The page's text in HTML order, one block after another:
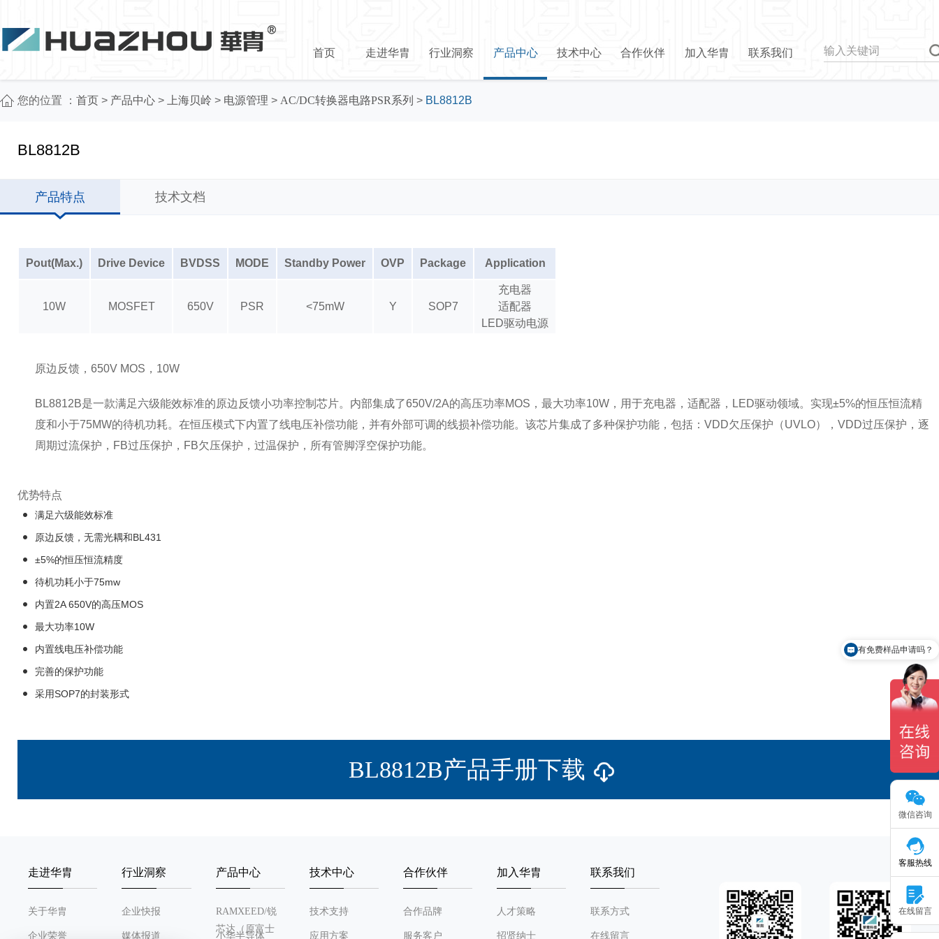
首页 走进华胄 行业洞察 产品中心 技术中心 合作伙伴 加入华胄 联系我们
您的位置 ： 首页 > 产品中心 > 上海贝岭 > 电源管理 > AC/DC转换器电路PSR系列 > BL8812B
BL8812B
产品特点 技术文档
Pout(Max.) Drive Device BVDSS MODE Standby Power OVP Package Application
10W MOSFET 650V PSR <75mW Y SOP7
充电器
适配器
LED驱动电源
原边反馈，650V MOS，10W
BL8812B是一款满足六级能效标准的原边反馈小功率控制芯片。内部集成了650V/2A的高压功率MOS，最大功率10W，用于充电器，适配器，LED驱动领域。实现±5%的恒压恒流精
度和小于75MW的待机功耗。在恒压模式下内置了线电压补偿功能，并有外部可调的线损补偿功能。该芯片集成了多种保护功能，包括：VDD欠压保护（UVLO），VDD过压保护，逐
周期过流保护，FB过压保护，FB欠压保护，过温保护，所有管脚浮空保护功能。
优势特点
满足六级能效标准
原边反馈，无需光耦和BL431
±5%的恒压恒流精度
待机功耗小于75mw
内置2A 650V的高压MOS
最大功率10W
内置线电压补偿功能
完善的保护功能
采用SOP7的封装形式
BL8812B产品手册下载
走进华胄
关于华胄
企业荣誉
行业洞察
企业快报
媒体报道
产品中心
RAMXEED/锐
芯达（原富士
小华半导体
技术中心
技术支持
应用方案
合作伙伴
合作品牌
服务客户
加入华胄
人才策略
招贤纳士
联系我们
联系方式
在线留言
微信咨询
客服热线
在线留言